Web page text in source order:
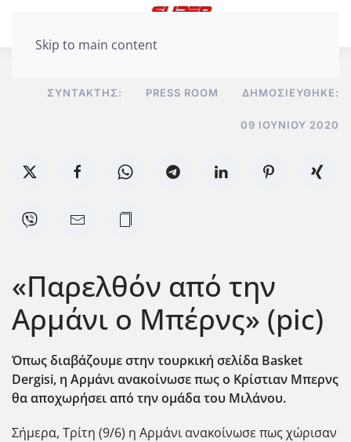
Skip to main content
ΣΥΝΤΆΚΤΗΣ: PRESS ROOM ΔΗΜΟΣΙΕΎΘΗΚΕ:
09 ΙΟΥΝΊΟΥ 2020
«Παρελθόν από την
Αρμάνι ο Μπέρνς» (pic)
Όπως διαβάζουμε στην τουρκική σελίδα Basket
Dergisi, η Αρμάνι ανακοίνωσε πως ο Κρίστιαν Μπερνς
θα αποχωρήσει από την ομάδα του Μιλάνου.
Σήμερα, Τρίτη (9/6) η Αρμάνι ανακοίνωσε πως χώρισαν